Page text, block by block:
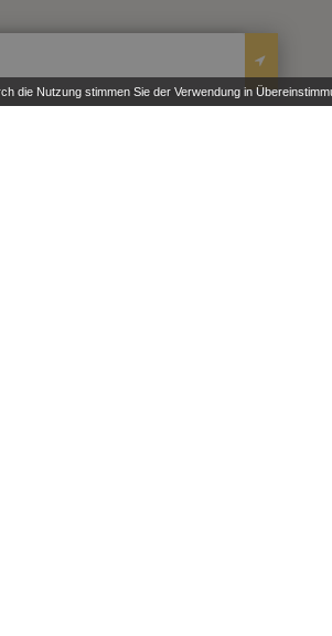
die Nutzung stimmen Sie der Verwendung in